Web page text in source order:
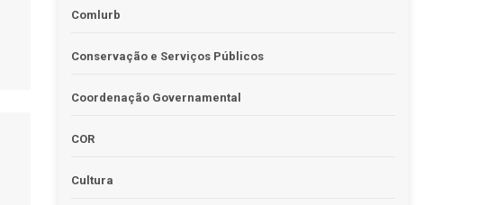
Comlurb
Conservação e Serviços Públicos
Coordenação Governamental
COR
Cultura